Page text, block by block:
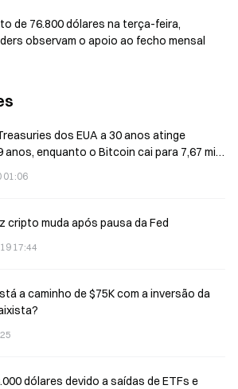
de 76.800 dólares na terça-feira,
observam o apoio ao fecho mensal
dos EUA a 30 anos atinge
anos, enquanto o Bitcoin cai para 7,67 mil
01:06
cripto muda após pausa da Fed
17:44
de $75K com a inversão da
dólares devido a saídas de ETFs e